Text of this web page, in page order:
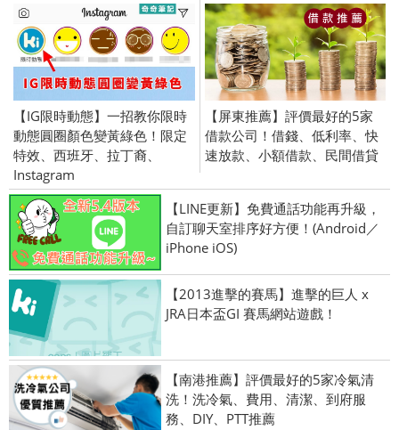
【IG限時動態】一招教你限時
動態圓圈顏色變黃綠色！限定
特效、西班牙、拉丁裔、
Instagram
【屏東推薦】評價最好的5家
借款公司！借錢、低利率、快
速放款、小額借款、民間借貸
【LINE更新】免費通話功能再升級，
自訂聊天室排序好方便！(Android／
iPhone iOS)
【2013進擊的賽馬】進擊的巨人 x
JRA日本盃GI 賽馬網站遊戲！
【南港推薦】評價最好的5家冷氣清
洗！洗冷氣、費用、清潔、到府服
務、DIY、PTT推薦